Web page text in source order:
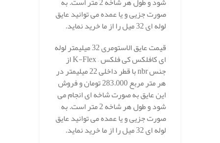
صورت جزیی و یا عمده می توانید عایق
لوله ای 32 میل را از ما خرید نماید.
قیمت عایق الاستومری 32 میلیمتر لوله
ای کافلکس کی فلکس – K-Flex از
جنس nbr با قطر داخلی 22 میلیمتر در
هر متر مربع 283.000 تومان و فروش
این عایق به صورت شاخه ای انجام می
شود و طول هر شاخه 2 متر است. به
صورت جزیی و یا عمده می توانید عایق
لوله ای 32 میل را از ما خرید نماید.